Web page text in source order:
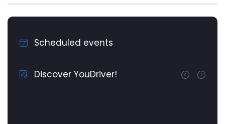
Scheduled events
Discover YouDriver!